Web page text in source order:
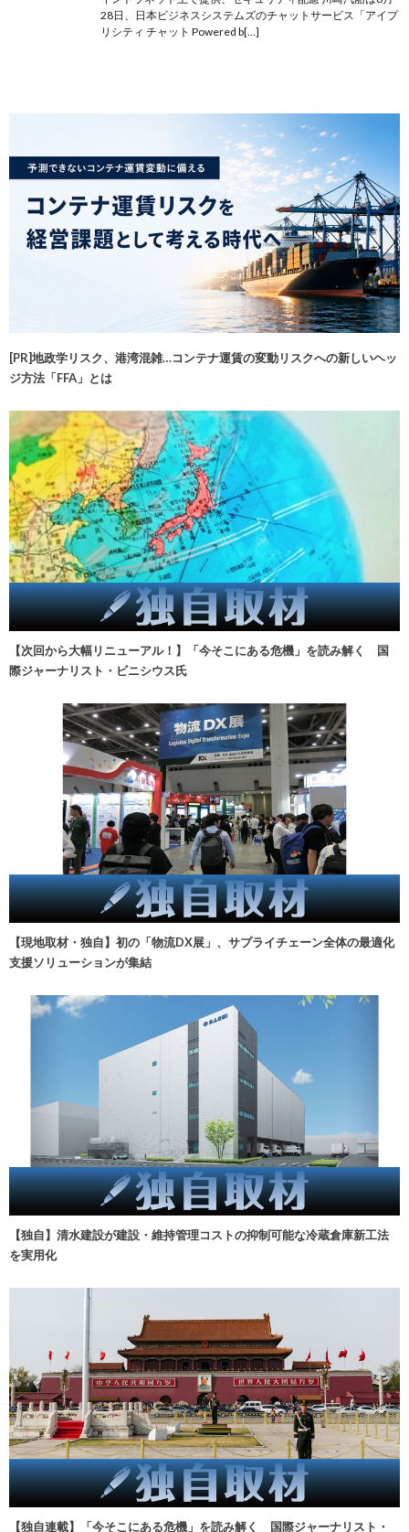
28日、日本ビジネスシステムズのチャットサービス「アイプ
リシティ チャット Powered b[…]
[PR]地政学リスク、港湾混雑…コンテナ運賃の変動リスクへの新しいヘッ
ジ方法「FFA」とは
【次回から大幅リニューアル！】「今そこにある危機」を読み解く 国
際ジャーナリスト・ビニシウス氏
【現地取材・独自】初の「物流DX展」、サプライチェーン全体の最適化
支援ソリューションが集結
【独自】清水建設が建設・維持管理コストの抑制可能な冷蔵倉庫新工法
を実用化
【独自連載】「今そこにある危機」を読み解く 国際ジャーナリスト・